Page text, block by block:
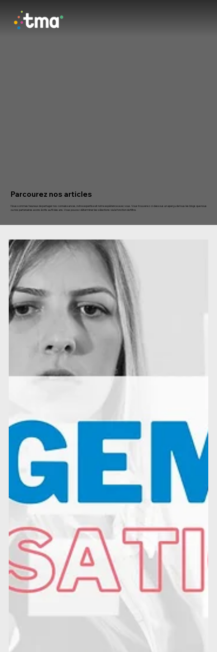
Parcourez nos articles
Nous sommes heureux de partager nos connaissances, notre expertise et notre expérience avec vous. Vous trouverez ci-dessous un aperçu de tous les blogs que nous
ou nos partenaires avons écrits au fil des ans. Vous pouvez déterminer les sélections via la fonction de filtre.